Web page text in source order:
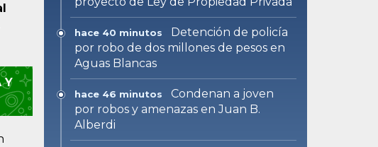
Y
hace 40 minutos
Detención de policía
por robo de dos millones de pesos en
Aguas Blancas
hace 46 minutos
Condenan a joven
por robos y amenazas en Juan B.
Alberdi